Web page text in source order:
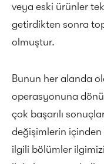
veya eski ürünler
getirdikten sonra
olmuştur.
Bunun her alanda
operasyonuna
çok başarılı
değişimlerin
ilgili bölümler